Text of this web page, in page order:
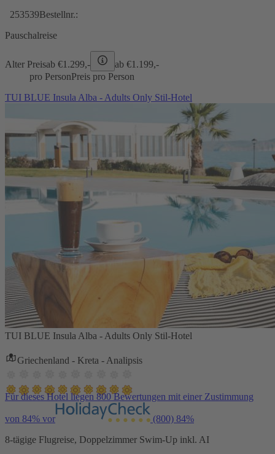
253539Bestellnr.:
Pauschalreise
Alter Preisab €1.299,- ab €1.199,-
pro PersonPreis pro Person
TUI BLUE Insula Alba - Adults Only Stil-Hotel
TUI BLUE Insula Alba - Adults Only Stil-Hotel
Griechenland - Kreta - Analipsis
Für dieses Hotel liegen 800 Bewertungen mit einer Zustimmung
von 84% vor (800) 84%
8-tägige Flugreise, Doppelzimmer Swim-Up inkl. AI